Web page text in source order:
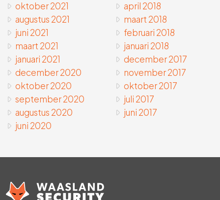
oktober 2021
augustus 2021
juni 2021
maart 2021
januari 2021
december 2020
oktober 2020
september 2020
augustus 2020
juni 2020
april 2018
maart 2018
februari 2018
januari 2018
december 2017
november 2017
oktober 2017
juli 2017
juni 2017